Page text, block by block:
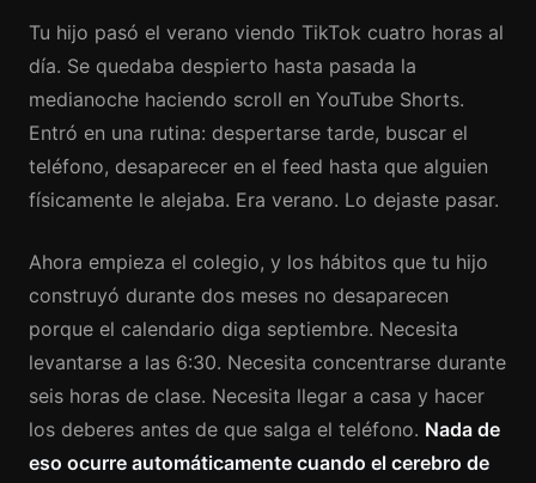
Tu hijo pasó el verano viendo TikTok cuatro horas al
día. Se quedaba despierto hasta pasada la
medianoche haciendo scroll en YouTube Shorts.
Entró en una rutina: despertarse tarde, buscar el
teléfono, desaparecer en el feed hasta que alguien
físicamente le alejaba. Era verano. Lo dejaste pasar.
Ahora empieza el colegio, y los hábitos que tu hijo
construyó durante dos meses no desaparecen
porque el calendario diga septiembre. Necesita
levantarse a las 6:30. Necesita concentrarse durante
seis horas de clase. Necesita llegar a casa y hacer
los deberes antes de que salga el teléfono. Nada de
eso ocurre automáticamente cuando el cerebro de